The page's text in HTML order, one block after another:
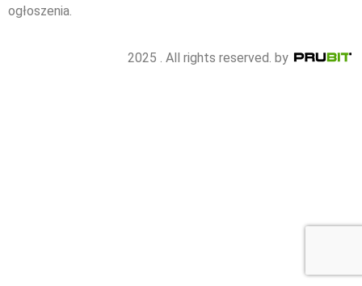
ogłoszenia.
2025 . All rights reserved. by